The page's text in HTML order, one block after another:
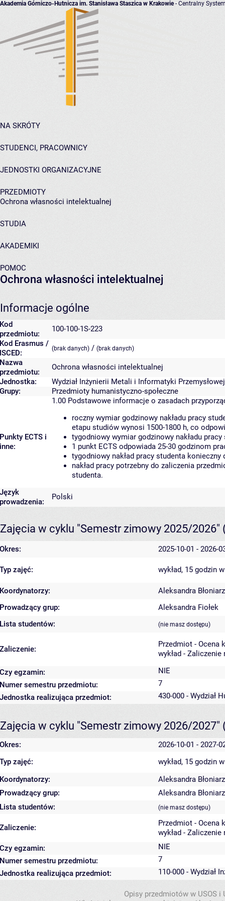
Akademia Górniczo-Hutnicza im. Stanisława Staszica w Krakowie- Centralny
NA SKRÓTY
STUDENCI, PRACOWNICY
JEDNOSTKI ORGANIZACYJNE
PRZEDMIOTY
Ochrona własności intelektualnej
STUDIA
AKADEMIKI
POMOC
Ochrona własności intelektualnej
Informacje ogólne
Kod
przedmiotu:
100-100-1S-223
Kod Erasmus /
ISCED:
(brak danych) / (brak danych)
Nazwa
przedmiotu:
Ochrona własności intelektualnej
Jednostka:
Wydział Inżynierii Metali i Informatyki Przemysłowej
Grupy:
Przedmioty humanistyczno-społeczne
Punkty ECTS i
inne:
1.00 Podstawowe informacje o zasadach
roczny wymiar godzinowy nakładu pracy
etapu studiów wynosi 1500-1800 h, co
tygodniowy wymiar godzinowy nakładu
1 punkt ECTS odpowiada 25-30 godzinom
tygodniowy nakład pracy studenta
nakład pracy potrzebny do zaliczenia
studenta.
Język
prowadzenia:
Polski
Zajęcia w cyklu "Semestr zimowy 2025/2026"
Okres: 2025-10-01 - 2026-
Typ zajęć: wykład, 15 godzin
Koordynatorzy:
Aleksandra Błoniarz
Prowadzący grup:
Aleksandra Fiołek
Lista studentów:
(nie masz dostępu)
Zaliczenie:
Przedmiot - Ocena
wykład - Zaliczenie
Czy egzamin:
NIE
Numer semestru przedmiotu:
7
Jednostka realizująca przedmiot:
430-000 - Wydział
Zajęcia w cyklu "Semestr zimowy 2026/2027"
Okres:
2026-10-01 - 2027-
Typ zajęć:
wykład, 15 godzin
Koordynatorzy:
Aleksandra Błoniarz
Prowadzący grup:
Aleksandra Błoniarz
Lista studentów:
(nie masz dostępu)
Zaliczenie:
Przedmiot - Ocena
wykład - Zaliczenie
Czy egzamin:
NIE
Numer semestru przedmiotu:
7
Jednostka realizująca przedmiot:
110-000 - Wydział
Opisy przedmiotów w USOS